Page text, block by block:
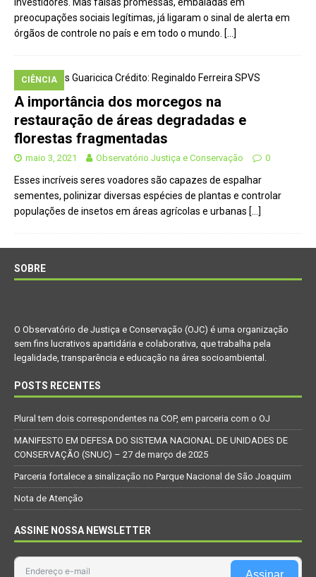
investidores. Mas falsas promessas, embaladas em
preocupações sociais legítimas, já ligaram o sinal de alerta em
órgãos de controle no país e em todo o mundo. […]
CIÊNCIA
A importância dos morcegos na
restauração de áreas degradadas e
florestas fragmentadas
maio 3, 2021 Observatório Justiça e Conservação 0
Esses incríveis seres voadores são capazes de espalhar
sementes, polinizar diversas espécies de plantas e controlar
populações de insetos em áreas agrícolas e urbanas […]
SOBRE
O Observatório de Justiça e Conservação (OJC) é uma organização
sem fins lucrativos apartidária e colaborativa, que trabalha pela
legalidade, transparência e educação na área socioambiental.
POSTS RECENTES
Plural tem dois correspondentes na COP, em parceria com o OJ
MANIFESTO EM DEFESA DO SISTEMA NACIONAL DE UNIDADES DE
CONSERVAÇÃO (SNUC) – 27 de março de 2025
Parceria fortalece a sinalização no Parque Nacional de São Joaquim
Nota de Atenção
ASSINE NOSSA NEWSLETTER